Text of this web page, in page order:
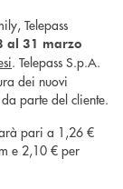
Telepass
al 31 marzo
. Telepass S.p.A.
dei nuovi
parte del cliente.
pari a 1,26 €
e 2,10 € per